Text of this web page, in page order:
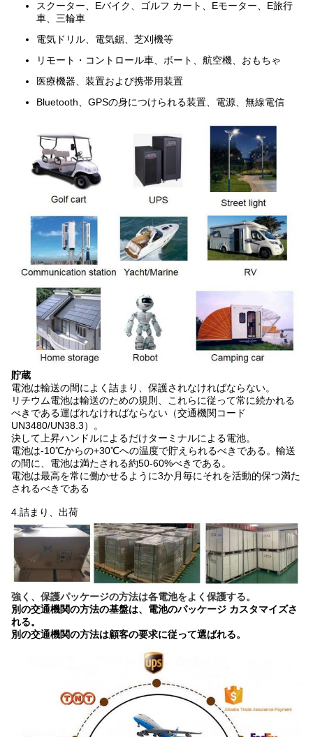
スクーター、Eバイク、ゴルフ カート、Eモーター、E旅行
車、三輪車
電気ドリル、電気鋸、芝刈機等
リモート・コントロール車、ボート、航空機、おもちゃ
医療機器、装置および携帯用装置
Bluetooth、GPSの身につけられる装置、電源、無線電信
貯蔵
電池は輸送の間によく詰まり、保護されなければならない。
リチウム電池は輸送のための規則、これらに従って常に続かれる
べきである運ばれなければならない（交通機関コード
UN3480/UN38.3）。
決して上昇ハンドルによるだけターミナルによる電池。
電池は-10℃からの+30℃への温度で貯えられるべきである。輸送
の間に、電池は満たされる約50-60%べきである。
電池は最高を常に働かせるように3か月毎にそれを活動的保つ満た
されるべきである
4.詰まり、出荷
強く、保護パッケージの方法は各電池をよく保護する。
別の交通機関の方法の基盤は、電池のパッケージ カスタマイズさ
れる。
別の交通機関の方法は顧客の要求に従って選ばれる。